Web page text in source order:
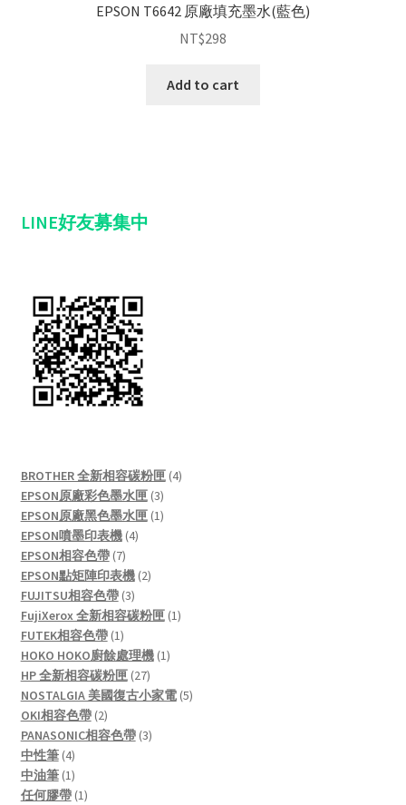
EPSON T6642 原廠填充墨水(藍色)
NT$298
Add to cart
LINE好友募集中
BROTHER 全新相容碳粉匣 44
EPSON原廠彩色墨水匣 33
products
EPSON原廠黑色墨水匣 11
EPSON噴墨印表機 44
EPSON相容色帶 77
products
EPSON點矩陣印表機 22
FUJITSU相容色帶 33
products
FujiXerox 全新相容碳粉匣 11
FUTEK相容色帶 11
product
HOKO HOKO廚餘處理機 11
HP 全新相容碳粉匣 2727
products
NOSTALGIA 美國復古小家電 55
OKI相容色帶 22
products
PANASONIC相容色帶 33
中性筆 44
products
中油筆 11
product
任何膠帶 11